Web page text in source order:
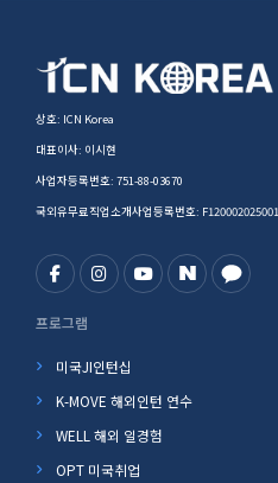
상호: ICN Korea
대표이사: 이시현
사업자등록번호: 751-88-03670
국외유무료직업소개사업등록번호:
프로그램
미국JI인턴십
K-MOVE 해외인턴 연수
WELL 해외 일경험
OPT 미국취업